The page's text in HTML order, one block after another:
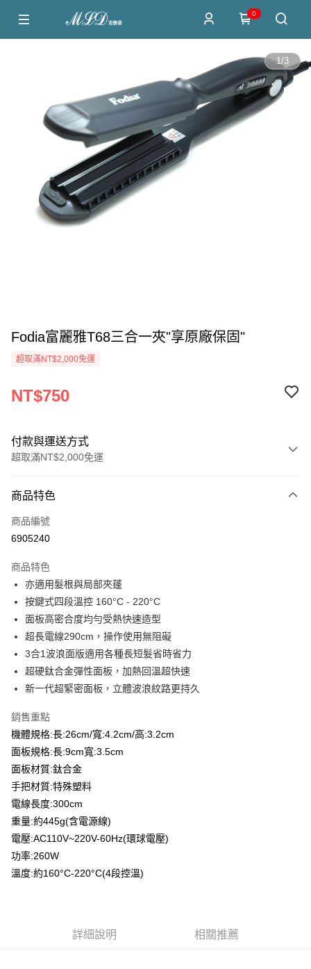
0
1/3
Fodia富麗雅T68三合一夾"享原廠保固"
超取滿NT$2,000免運
NT$750
付款與運送方式
超取滿NT$2,000免運
信用卡一次付款
超商取貨付款
悠遊付
ATM付款
運送方式
每筆NT$65，滿NT$2,000(含以上)免運費
宅配
每筆NT$100，滿NT$2,000(含以上)免運費
商品特色
商品編號
6905240
商品特色
亦適用髮根與局部夾蓬
按鍵式四段溫控 160°C - 220°C
面板高密合度均勻受熱快速造型
超長電線290cm，操作使用無阻礙
3合1波浪面版適用各種長短髮省時省力
超硬鈦合金彈性面板，加熱回溫超快速
新一代超緊密面板，立體波浪紋路更持久
銷售重點
機體規格:長:26cm/寬:4.2cm/高:3.2cm
面板規格:長:9cm寬:3.5cm
面板材質:鈦合金
手把材質:特殊塑料
電線長度:300cm
重量:約445g(含電源線)
電壓:AC110V~220V-60Hz(環球電壓)
功率:260W
溫度:約160°C-220°C(4段控溫)
詳細說明 相關推薦